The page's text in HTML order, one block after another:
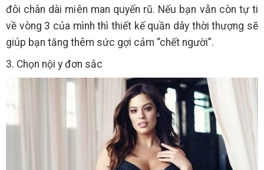
đôi chân dài miên man quyến rũ. Nếu bạn vẫn còn tự ti
về vòng 3 của mình thì thiết kế quần dây thời thượng sẽ
giúp bạn tăng thêm sức gợi cảm “chết người”.
3. Chọn nội y đơn sắc